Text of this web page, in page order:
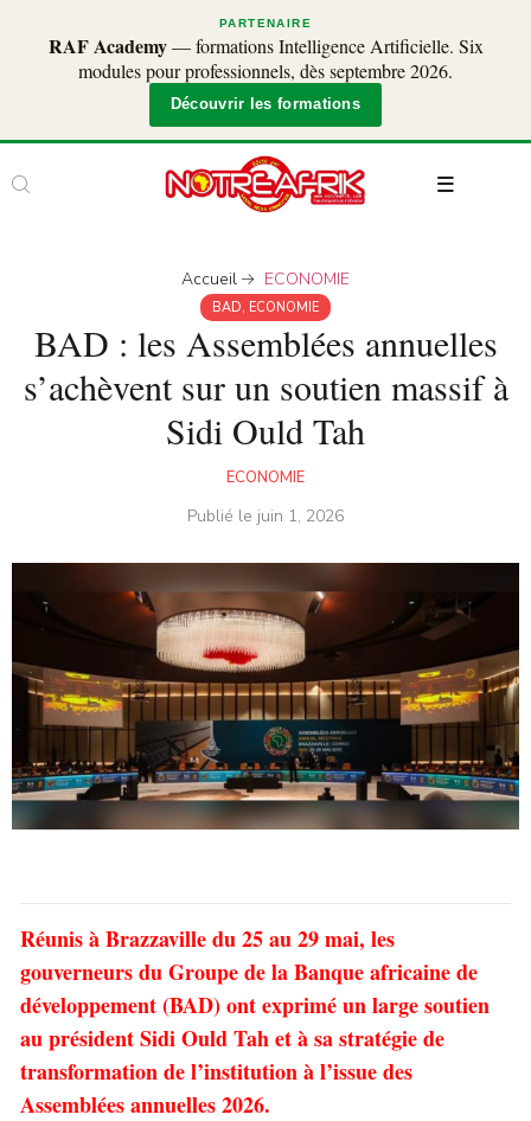
PARTENAIRE
RAF Academy— formations Intelligence Artificielle. Six
modules pour professionnels, dès septembre 2026.
Découvrir les formations
Accueil ECONOMIE
BAD, ECONOMIE
BAD : les Assemblées annuelles
s’achèvent sur un soutien massif à
Sidi Ould Tah
ECONOMIE
Publié le juin 1, 2026
Réunis à Brazzaville du 25 au 29 mai, les
gouverneurs du Groupe de la Banque africaine de
développement (BAD) ont exprimé un large soutien
au président Sidi Ould Tah et à sa stratégie de
transformation de l’institution à l’issue des
Assemblées annuelles 2026.